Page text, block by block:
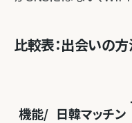
比較表：出会いの方
機能/ 日韓マッチン